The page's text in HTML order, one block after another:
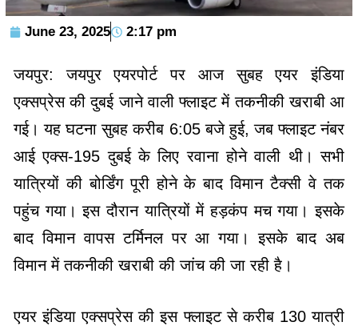
June 23, 2025 2:17 pm
जयपुर: जयपुर एयरपोर्ट पर आज सुबह एयर इंडिया
एक्सप्रेस की दुबई जाने वाली फ्लाइट में तकनीकी खराबी आ
गई। यह घटना सुबह करीब 6:05 बजे हुई, जब फ्लाइट नंबर
आई एक्स-195 दुबई के लिए रवाना होने वाली थी। सभी
यात्रियों की बोर्डिंग पूरी होने के बाद विमान टैक्सी वे तक
पहुंच गया। इस दौरान यात्रियों में हड़कंप मच गया। इसके
बाद विमान वापस टर्मिनल पर आ गया। इसके बाद अब
विमान में तकनीकी खराबी की जांच की जा रही है।
एयर इंडिया एक्सप्रेस की इस फ्लाइट से करीब 130 यात्री